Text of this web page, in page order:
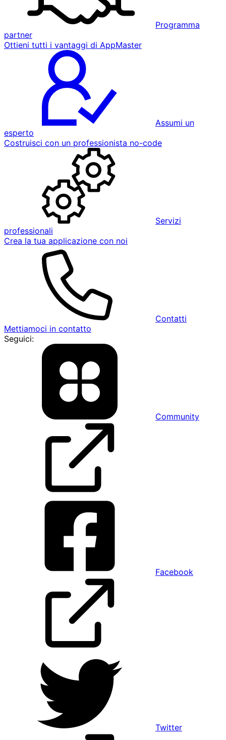
Programma
partner
Ottieni tutti i vantaggi di AppMaster
Assumi un
esperto
Costruisci con un professionista no-code
Servizi
professionali
Crea la tua applicazione con noi
Contatti
Mettiamoci in contatto
Seguici:
Community
Facebook
Twitter